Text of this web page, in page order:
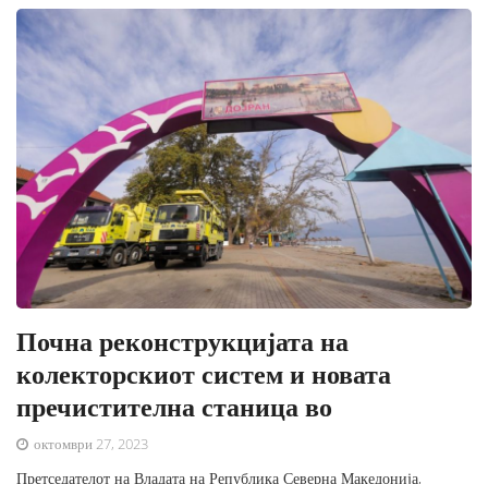
Почна реконструкцијата на
колекторскиот систем и новата
пречистителна станица во
октомври 27, 2023
Претседателот на Владата на Република Северна Македонија,